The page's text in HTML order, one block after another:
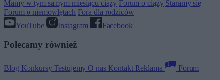
Mamy w tym samym miesiącu ciąży Forum o ciąży Staramy się
Forum o niemowlętach Fora dla rodziców
YouTube
Instagram Facebook
Polecamy również
Blog Konkursy Testujemy O nas Kontakt Reklama
Forum